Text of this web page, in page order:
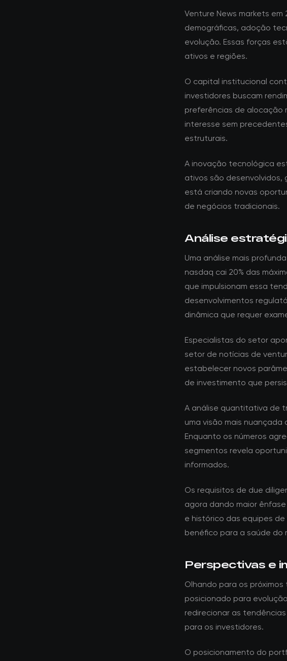
Venture News markets
demográficas, adoção
evolução. Essas forças
ativos e regiões.
O capital institucional
investidores buscam
preferências de alocação
interesse sem
estruturais.
A inovação tecnológica
ativos são desenvolvidos,
está criando novas
de negócios tradicionais.
Análise
Uma análise mais
nasdaq cai 20% das
que impulsionam essa
desenvolvimentos
dinâmica que requer
Especialistas do setor
setor de notícias de
estabelecer novos
de investimento que
A análise quantitativa de
uma visão mais nuançada
Enquanto os números
segmentos revela
informados.
Os requisitos de due
agora dando maior
e histórico das equipes
benéfico para a saúde do
Perspectivas e
Olhando para os
posicionado para
redirecionar as
para os investidores.
O posicionamento do